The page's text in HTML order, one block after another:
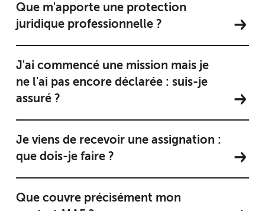
Que m'apporte une protection
juridique professionnelle ?
J'ai commencé une mission mais je
ne l'ai pas encore déclarée : suis-je
assuré ?
Je viens de recevoir une assignation :
que dois-je faire ?
Que couvre précisément mon